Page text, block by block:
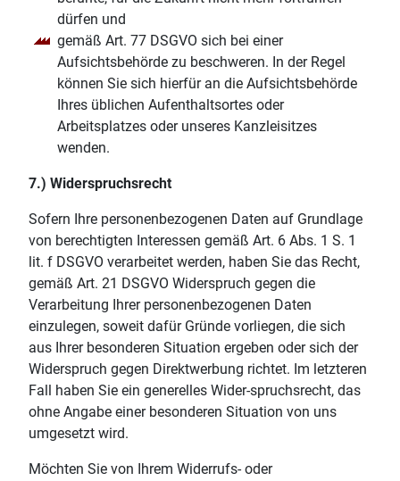
dürfen und
gemäß Art. 77 DSGVO sich bei einer
Aufsichtsbehörde zu beschweren. In der Regel
können Sie sich hierfür an die Aufsichtsbehörde
Ihres üblichen Aufenthaltsortes oder
Arbeitsplatzes oder unseres Kanzleisitzes
wenden.
7.) Widerspruchsrecht
Sofern Ihre personenbezogenen Daten auf Grundlage
von berechtigten Interessen gemäß Art. 6 Abs. 1 S. 1
lit. f DSGVO verarbeitet werden, haben Sie das Recht,
gemäß Art. 21 DSGVO Widerspruch gegen die
Verarbeitung Ihrer personenbezogenen Daten
einzulegen, soweit dafür Gründe vorliegen, die sich
aus Ihrer besonderen Situation ergeben oder sich der
Widerspruch gegen Direktwerbung richtet. Im letzteren
Fall haben Sie ein generelles Wider-spruchsrecht, das
ohne Angabe einer besonderen Situation von uns
umgesetzt wird.
Möchten Sie von Ihrem Widerrufs- oder